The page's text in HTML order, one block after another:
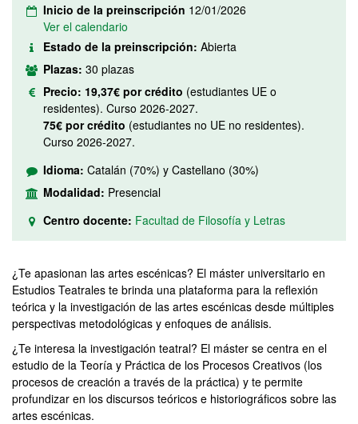
Inicio de la preinscripción 12/01/2026
Ver el calendario
Estado de la preinscripción: Abierta
Plazas: 30 plazas
Precio: 19,37€ por crédito (estudiantes UE o
residentes). Curso 2026-2027.
75€ por crédito (estudiantes no UE no residentes).
Curso 2026-2027.
Idioma: Catalán (70%) y Castellano (30%)
Modalidad: Presencial
Centro docente: Facultad de Filosofía y Letras
¿Te apasionan las artes escénicas? El máster universitario en
Estudios Teatrales te brinda una plataforma para la reflexión
teórica y la investigación de las artes escénicas desde múltiples
perspectivas metodológicas y enfoques de análisis.
¿Te interesa la investigación teatral? El máster se centra en el
estudio de la Teoría y Práctica de los Procesos Creativos (los
procesos de creación a través de la práctica) y te permite
profundizar en los discursos teóricos e historiográficos sobre las
artes escénicas.